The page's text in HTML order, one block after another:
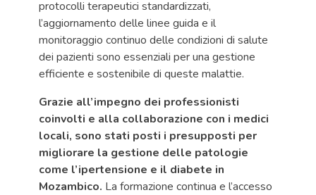
protocolli terapeutici standardizzati,
l’aggiornamento delle linee guida e il
monitoraggio continuo delle condizioni di salute
dei pazienti sono essenziali per una gestione
efficiente e sostenibile di queste malattie.
Grazie all’impegno dei professionisti
coinvolti e alla collaborazione con i medici
locali, sono stati posti i presupposti per
migliorare la gestione delle patologie
come l’ipertensione e il diabete in
Mozambico. La formazione continua e l’accesso